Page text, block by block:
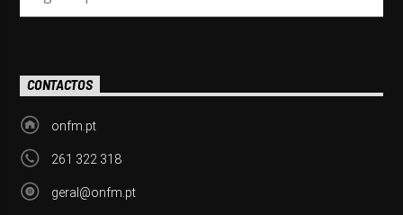
CONTACTOS
onfm.pt
261 322 318
geral@onfm.pt